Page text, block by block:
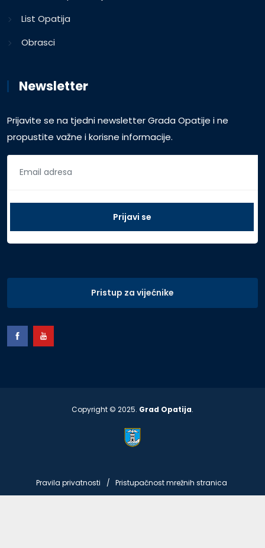
List Opatija
Obrasci
Newsletter
Prijavite se na tjedni newsletter Grada Opatije i ne
propustite važne i korisne informacije.
Pristup za vijećnike
Copyright © 2025. Grad Opatija.
Pravila privatnosti Pristupačnost mrežnih stranica